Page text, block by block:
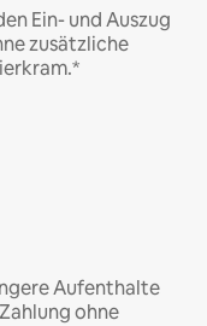
Ein- und Auszug
zusätzliche
Aufenthalte
ohne